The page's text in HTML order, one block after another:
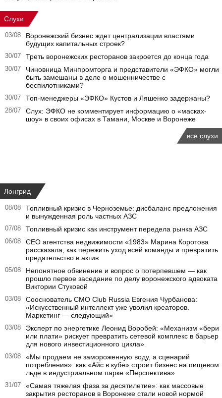
Слухи
03/08
Воронежский бизнес ждет централизации властями
будущих капитальных строек?
30/07 Треть воронежских ресторанов закроется до конца года
30/07
Чиновница Минпромторга и представители «ЭФКО» могли
быть замешаны в деле о мошенничестве с
беспилотниками?
30/07 Топ-менеджеры «ЭФКО» Кустов и Ляшенко задержаны?
28/07
Слух: ЭФКО не комментирует информацию о «масках-
шоу» в своих офисах в Тамани, Москве и Воронеже
все слухи
Лонгрид
08/08
Топливный кризис в Черноземье: дисбаланс предложения
и вынужденная роль частных АЗС
07/08 Топливный кризис как инструмент передела рынка АЗС
06/08
CEO агентства недвижимости «1983» Марина Коротова
рассказала, как пережить уход всей команды и превратить
предательство в актив
05/08
Непонятное обвинение и вопрос о потерпевшем — как
прошло первое заседание по делу воронежского адвоката
Виктории Стуковой
03/08
Сооснователь CMO Club Russia Евгения Чурбанова:
«Искусственный интеллект уже уволил креаторов.
Маркетинг — следующий»
03/08
Эксперт по энергетике Леонид Воробей: «Механизм «бери
или плати» рискует превратить сетевой комплекс в барьер
для нового инвестиционного цикла»
03/08
«Мы продаем не замороженную воду, а сценарий
потребления»: как «Айс в кубе» строит бизнес на пищевом
льде в индустриальном парке «Перспектива»
31/07
«Самая тяжелая фаза за десятилетие»: как массовые
закрытия ресторанов в Воронеже стали новой нормой